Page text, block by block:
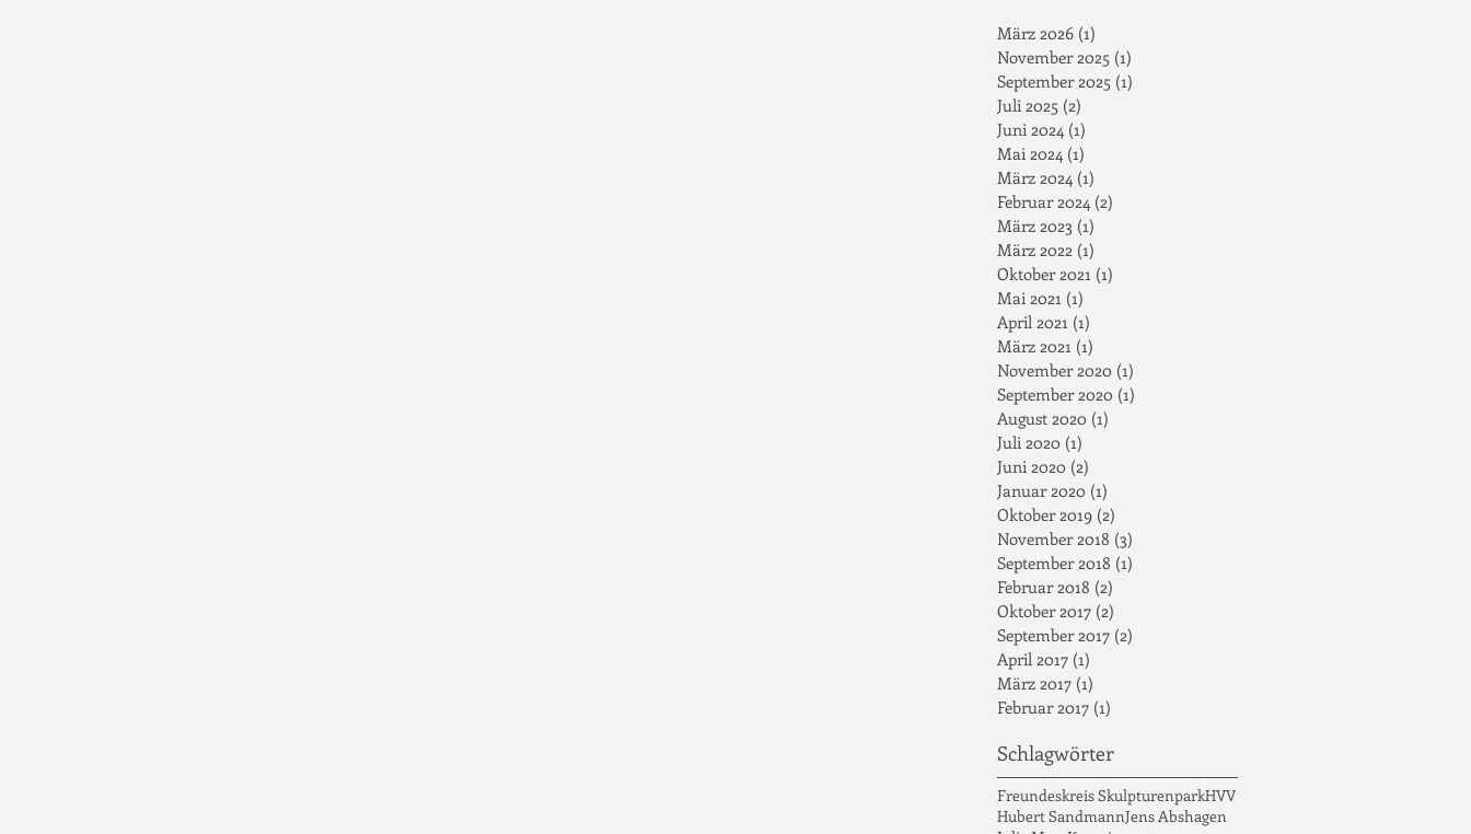
März 2026 (1)
November 2025 (1)
September 2025 (1)
Juli 2025 (2)
Juni 2024 (1)
Mai 2024 (1)
März 2024 (1)
Februar 2024 (2)
März 2023 (1)
März 2022 (1)
Oktober 2021 (1)
Mai 2021 (1)
April 2021 (1)
März 2021 (1)
November 2020 (1)
September 2020 (1)
August 2020 (1)
Juli 2020 (1)
Juni 2020 (2)
Januar 2020 (1)
Oktober 2019 (2)
November 2018 (3)
September 2018 (1)
Februar 2018 (2)
Oktober 2017 (2)
September 2017 (2)
April 2017 (1)
März 2017 (1)
Februar 2017 (1)
Schlagwörter
Freundeskreis SkulpturenparkHVV
Hubert SandmannJens Abshagen